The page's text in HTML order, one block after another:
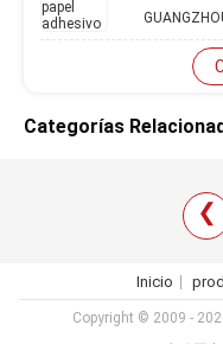
los 50m
Categorías
❯
Inicio
Copyright © 2009 -